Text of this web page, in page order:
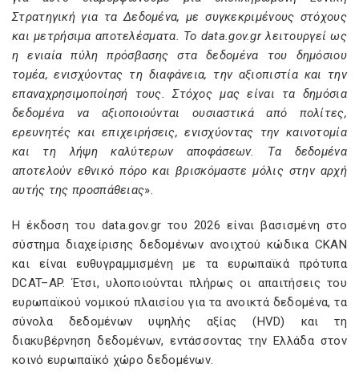
Στρατηγική για τα Δεδομένα, με συγκεκριμένους στόχους
και μετρήσιμα αποτελέσματα. Το data.gov.gr λειτουργεί ως
η ενιαία πύλη πρόσβασης στα δεδομένα του δημόσιου
τομέα, ενισχύοντας τη διαφάνεια, την αξιοπιστία και την
επαναχρησιμοποίησή τους. Στόχος μας είναι τα δημόσια
δεδομένα να αξιοποιούνται ουσιαστικά από πολίτες,
ερευνητές και επιχειρήσεις, ενισχύοντας την καινοτομία
και τη λήψη καλύτερων αποφάσεων. Τα δεδομένα
αποτελούν εθνικό πόρο και βρισκόμαστε μόλις στην αρχή
αυτής της προσπάθειας».
Η έκδοση του data.gov.gr του 2026 είναι βασισμένη στο
σύστημα διαχείρισης δεδομένων ανοιχτού κώδικα CKAN
και είναι ευθυγραμμισμένη με τα ευρωπαϊκά πρότυπα
DCAT–AP. Έτσι, υλοποιούνται πλήρως οι απαιτήσεις του
ευρωπαϊκού νομικού πλαισίου για τα ανοικτά δεδομένα, τα
σύνολα δεδομένων υψηλής αξίας (HVD) και τη
διακυβέρνηση δεδομένων, εντάσσοντας την Ελλάδα στον
κοινό ευρωπαϊκό χώρο δεδομένων.